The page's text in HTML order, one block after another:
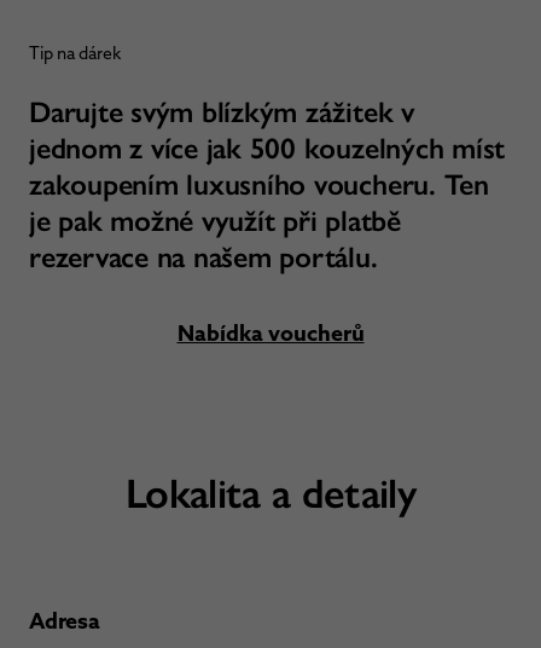
Tip na dárek
Darujte svým blízkým zážitek v
jednom z více jak 500 kouzelných míst
zakoupením luxusního voucheru. Ten
je pak možné využít při platbě
rezervace na našem portálu.
Nabídka voucherů
Lokalita a detaily
Adresa